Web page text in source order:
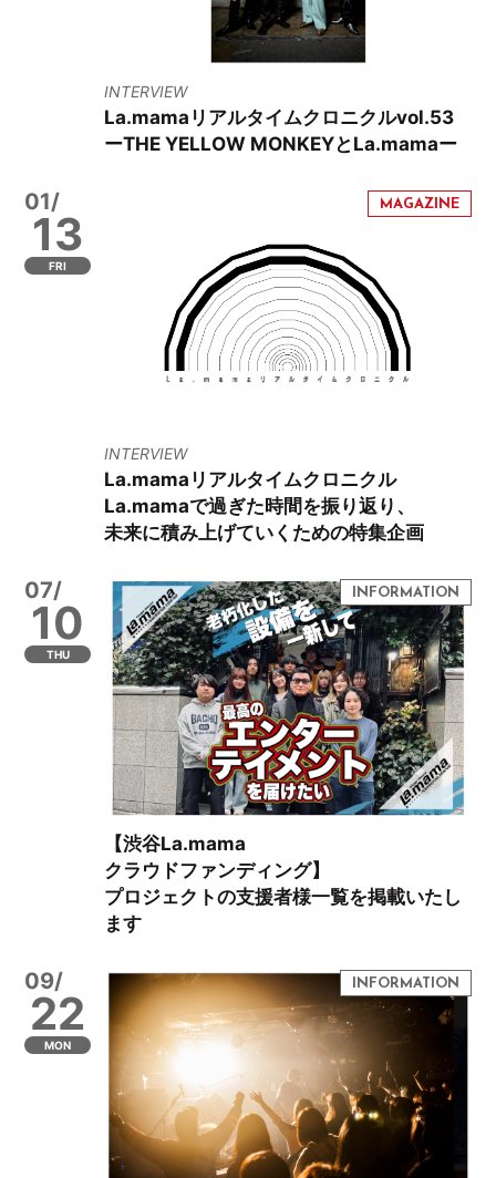
INTERVIEW
La.mamaリアルタイムクロニクルvol.53
ーTHE YELLOW MONKEYとLa.mamaー
01/
13
FRI
INTERVIEW
La.mamaリアルタイムクロニクル
La.mamaで過ぎた時間を振り返り、
未来に積み上げていくための特集企画
07/
10
THU
【渋谷La.mama
クラウドファンディング】
プロジェクトの支援者様一覧を掲載いたし
ます
09/
22
MON